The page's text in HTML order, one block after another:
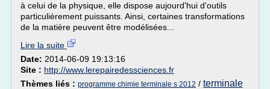
à celui de la physique, elle dispose aujourd'hui d'outils
particulièrement puissants. Ainsi, certaines transformations
de la matière peuvent être modélisées...
Lire la suite
Date: 2014-06-09 19:13:16
Site : http://www.lerepairedessciences.fr
Thèmes liés : programme chimie terminale s 2012 / terminale